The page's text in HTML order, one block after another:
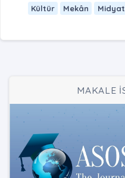
Kültür Mekân Midyat
MAKALE